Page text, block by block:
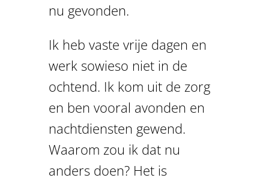
nu gevonden.
Ik heb vaste vrije dagen en
werk sowieso niet in de
ochtend. Ik kom uit de zorg
en ben vooral avonden en
nachtdiensten gewend.
Waarom zou ik dat nu
anders doen? Het is